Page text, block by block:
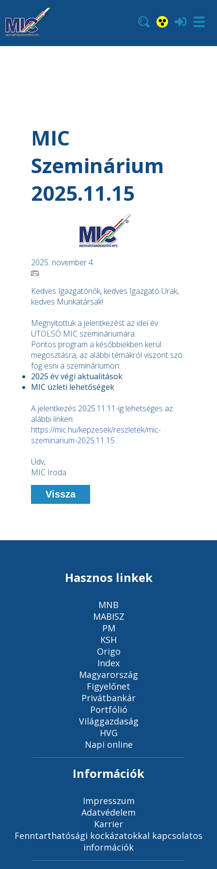
MIC
Szeminárium
2025.11.15
2025. november 4.
Kedves Igazgatónők, kedves Igazgató Urak,
kedves Munkatársak!
Megnyitottuk a jelentkezést az idei év
UTOLSÓ MIC szemináriumára.
Pontos program a későbbiekben kerül
megosztásra, az alábbi témákról viszont szó
fog esni a szemináriumon:
2025 év végi aktualitások
MIC üzleti lehetőségek
A jelentkezés 2025.11.11-ig lehetséges az
alábbi linken:
https://mic.hu/kepzesek/reszletek/mic-
szeminarium-2025.11.15
Üdv,
MIC Iroda
Vissza
Hasznos linkek
MNB
MABISZ
PM
KSH
Origo
Index
Magyarország
Figyelőnet
Privátbankár
Portfólió
Világgazdaság
HVG
Napi online
Információk
Impresszum
Adatvédelem
Karrier
Fenntarthatósági kockázatokkal kapcsolatos
információk